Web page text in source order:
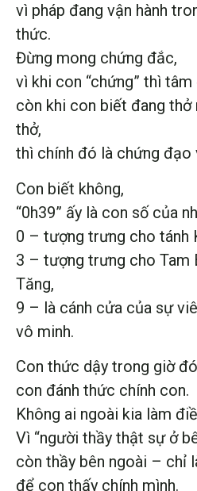
vì pháp đang vận hành
thức.
Đừng mong chứng đắc,
vì khi con “chứng” thì tâm
còn khi con biết đang thở
thở,
thì chính đó là chứng đạo
Con biết không,
“0h39” ấy là con số của
0 – tượng trưng cho tánh
3 – tượng trưng cho Tam
Tăng,
9 – là cánh cửa của sự
vô minh.
Con thức dậy trong giờ
con đánh thức chính con.
Không ai ngoài kia làm
Vì “người thầy thật sự ở
còn thầy bên ngoài – chỉ
để con thấy chính mình.